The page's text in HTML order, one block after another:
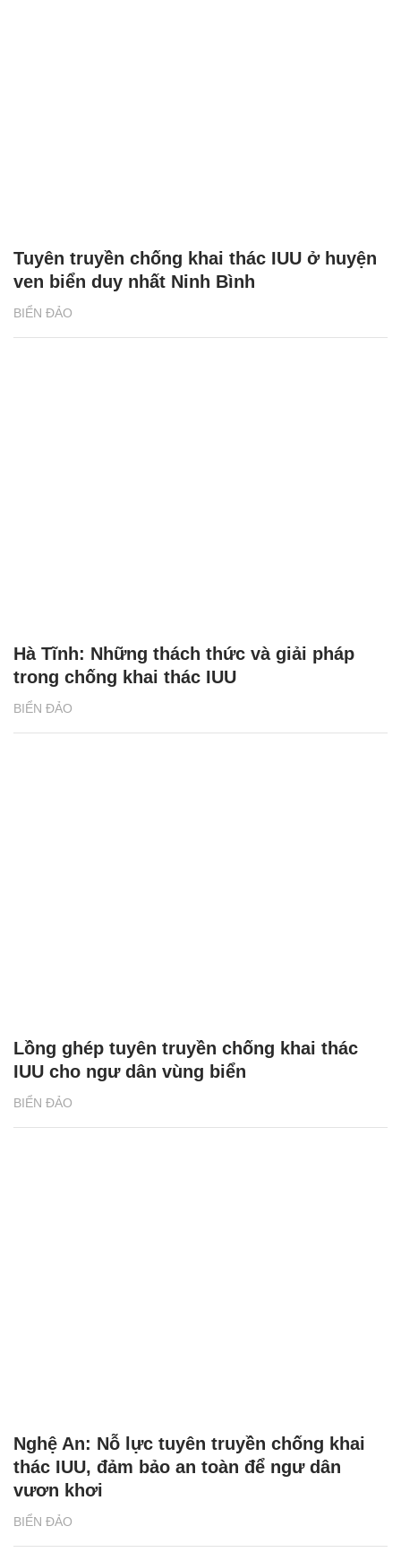
BIỂN ĐẢO
Tuyên truyền chống khai thác IUU ở huyện
ven biển duy nhất Ninh Bình
BIỂN ĐẢO
Hà Tĩnh: Những thách thức và giải pháp
trong chống khai thác IUU
BIỂN ĐẢO
Lồng ghép tuyên truyền chống khai thác
IUU cho ngư dân vùng biển
BIỂN ĐẢO
Nghệ An: Nỗ lực tuyên truyền chống khai
thác IUU, đảm bảo an toàn để ngư dân
vươn khơi